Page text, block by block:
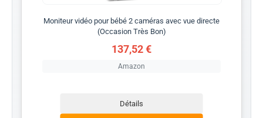
Moniteur vidéo pour bébé 2 caméras avec vue directe
(Occasion Très Bon)
137,52 €
Amazon
Détails